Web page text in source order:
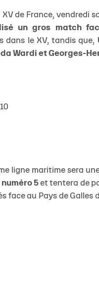
de France, vendredi
un gros match
dans le XV, tandis que,
Wardi et Georges-
ligne maritime sera
5et tentera de
face au Pays de Galles